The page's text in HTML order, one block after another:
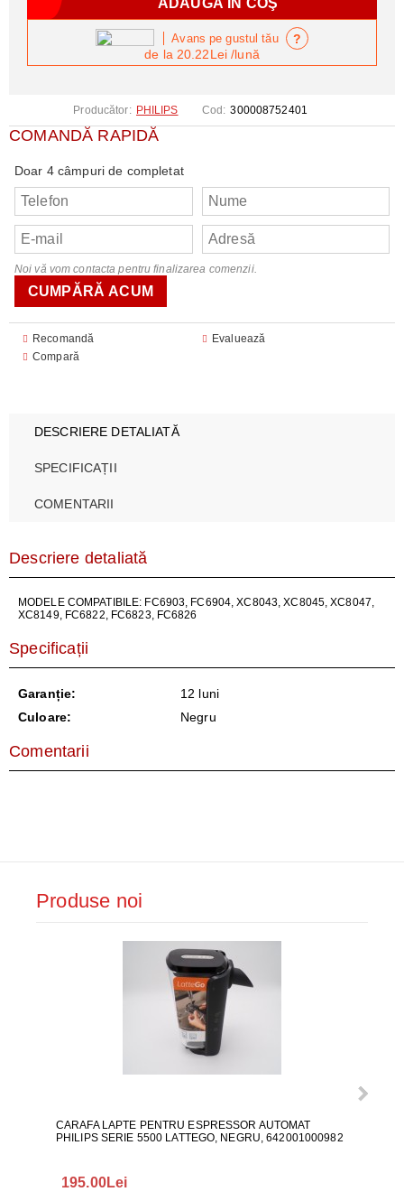
Producător: PHILIPS Cod: 300008752401
COMANDĂ RAPIDĂ
Doar 4 câmpuri de completat
Noi vă vom contacta pentru finalizarea comenzii.
Recomandă
Evaluează
Compară
de la 20.22Lei/lună
Avans pe gustul tău ?
DESCRIERE DETALIATĂ
SPECIFICAȚII
COMENTARII
Descriere detaliată
MODELE COMPATIBILE: FC6903, FC6904, XC8043, XC8045, XC8047,
XC8149, FC6822, FC6823, FC6826
Specificații
Garanție:
12 luni
Culoare:
Negru
Comentarii
Produse noi
CARAFA LAPTE PENTRU ESPRESSOR AUTOMAT
PHILIPS SERIE 5500 LATTEGO, NEGRU, 642001000982
195.00Lei